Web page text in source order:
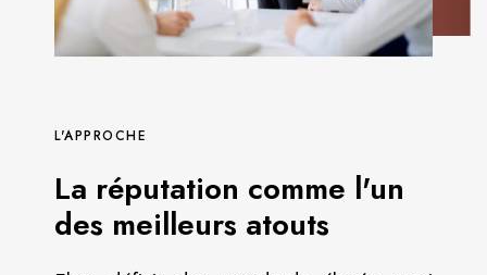
L'APPROCHE
La réputation comme l'un
des meilleurs atouts